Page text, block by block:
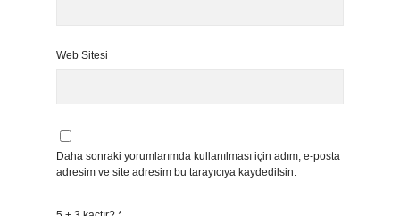
Web Sitesi
Daha sonraki yorumlarımda kullanılması için adım, e-posta
adresim ve site adresim bu tarayıcıya kaydedilsin.